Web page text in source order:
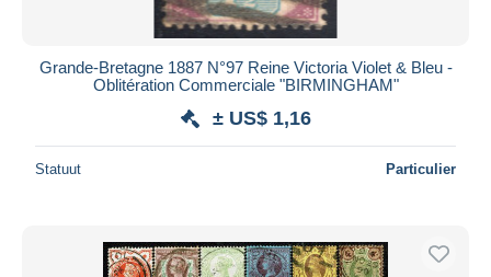
Grande-Bretagne 1887 N°97 Reine Victoria Violet & Bleu -
Oblitération Commerciale "BIRMINGHAM"
± US$ 1,16
Statuut Particulier